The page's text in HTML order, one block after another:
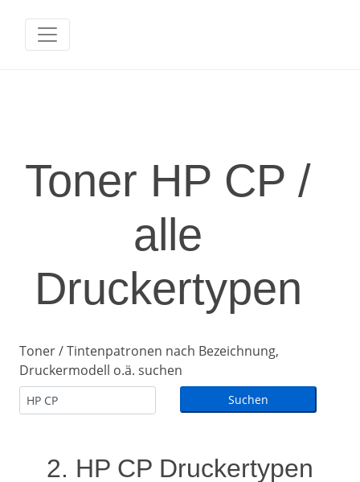
Toner HP CP /
alle
Druckertypen
Toner / Tintenpatronen nach Bezeichnung,
Druckermodell o.ä. suchen
2. HP CP Druckertypen